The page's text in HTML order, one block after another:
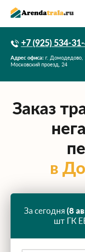
+7 (925) 534-
Адрес офиса: г. Домодедово,
Московский проезд, 24
Заказ
в
За сегодня(8
шт ГК